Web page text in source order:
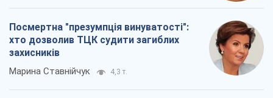
Посмертна "презумпція винуватості":
хто дозволив ТЦК судити загиблих
захисників
Марина Ставнійчук 4,3 т.